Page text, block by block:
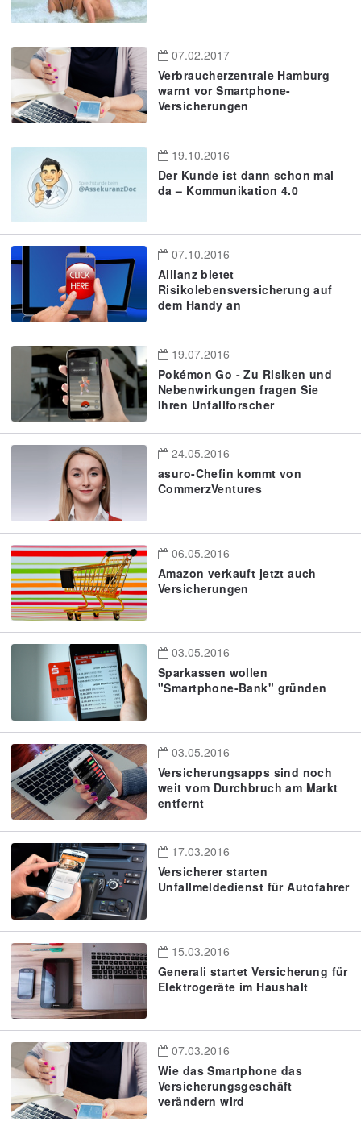
07.02.2017
Verbraucherzentrale Hamburg
warnt vor Smartphone-
Versicherungen
19.10.2016
Der Kunde ist dann schon mal
da – Kommunikation 4.0
07.10.2016
Allianz bietet
Risikolebensversicherung auf
dem Handy an
19.07.2016
Pokémon Go - Zu Risiken und
Nebenwirkungen fragen Sie
Ihren Unfallforscher
24.05.2016
asuro-Chefin kommt von
CommerzVentures
06.05.2016
Amazon verkauft jetzt auch
Versicherungen
03.05.2016
Sparkassen wollen
"Smartphone-Bank" gründen
03.05.2016
Versicherungsapps sind noch
weit vom Durchbruch am Markt
entfernt
17.03.2016
Versicherer starten
Unfallmeldedienst für Autofahrer
15.03.2016
Generali startet Versicherung für
Elektrogeräte im Haushalt
07.03.2016
Wie das Smartphone das
Versicherungsgeschäft
verändern wird